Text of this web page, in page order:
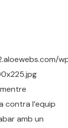
contra l’equip
amb un